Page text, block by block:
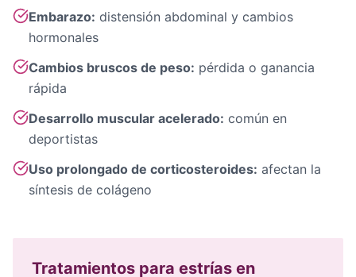
Embarazo: distensión abdominal y cambios
hormonales
Cambios bruscos de peso: pérdida o ganancia
rápida
Desarrollo muscular acelerado: común en
deportistas
Uso prolongado de corticosteroides: afectan la
síntesis de colágeno
Tratamientos para estrías en